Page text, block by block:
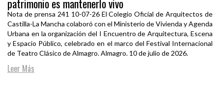
patrimonio es mantenerlo vivo
Nota de prensa 241 10-07-26 El Colegio Oficial de Arquitectos de
Castilla-La Mancha colaboró con el Ministerio de Vivienda y Agenda
Urbana en la organización del I Encuentro de Arquitectura, Escena
y Espacio Público, celebrado en el marco del Festival Internacional
de Teatro Clásico de Almagro. Almagro. 10 de julio de 2026.
Leer Más